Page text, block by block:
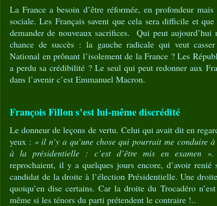
La France a besoin d’être réformée, en profondeur
sociale. Les Français savent que cela sera difficile et
demander de nouveaux sacrifices. Qui peut aujourd’hui
chance de succès : la gauche radicale qui veut
National en prônant l’isolement de la France ? Les
a perdu sa crédibilité ? Le seul qui peut redonner aux
dans l’avenir c’est Emmanuel Macron.
François Fillon s’est lui-même discrédité
Le donneur de leçons de vertu. Celui qui avait dit en
yeux : « il n’y a qu’une chose qui pourrait me conduire
à la présidentielle : c’est d’être mis en examen ».
reprochaient, il y a quelques jours encore, d’avoir renié
candidat de la droite à l’élection Présidentielle. Une
quoiqu’en dise certains. Car la droite du Trocadéro
même si les ténors du parti prétendent le contraire !..